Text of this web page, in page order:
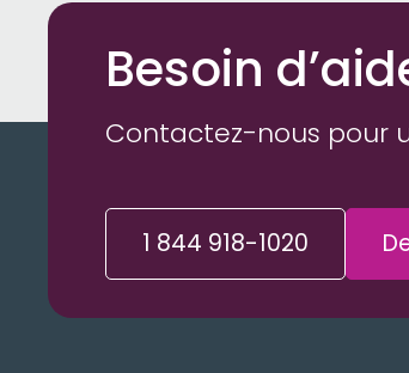
Besoin
Contactez-nous pour
1 844 918-1020